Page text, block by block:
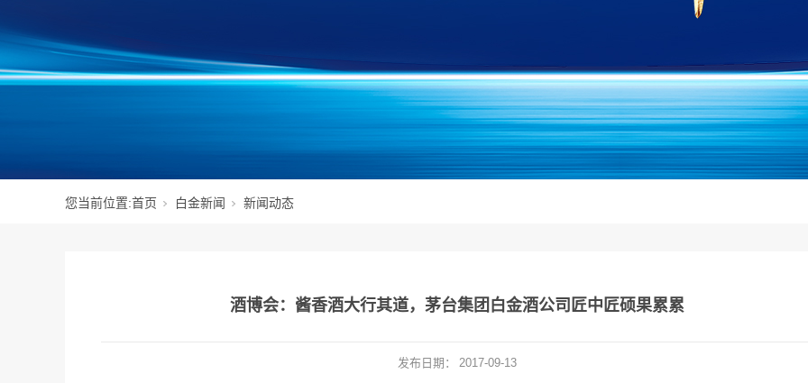
您当前位置:首页 白金新闻 新闻动态
酒博会：酱香酒大行其道，茅台集团白金酒公司匠中匠硕果累累
发布日期： 2017-09-13